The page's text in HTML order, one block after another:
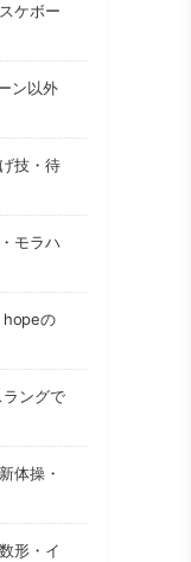
ケボー
ン以外
技・待
モラハ
hopeの
ングで
体操・
形・イ